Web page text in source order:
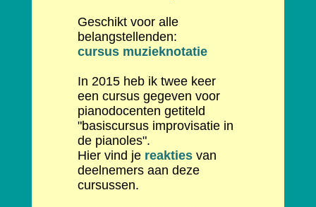
Geschikt voor alle
belangstellenden:
cursus muzieknotatie
In 2015 heb ik twee keer
een cursus gegeven voor
pianodocenten getiteld
"basiscursus improvisatie in
de pianoles".
Hier vind je reaktiesvan
deelnemers aan deze
cursussen.